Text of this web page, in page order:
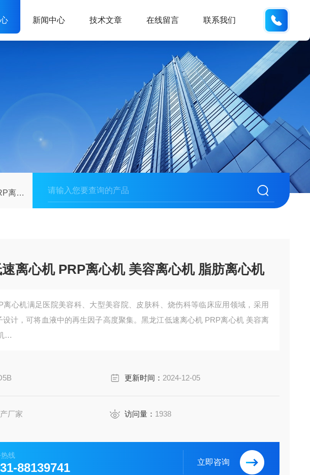
新闻中心 技术文章 在线留言 联系我们
离心机
离心机 PRP离心机 美容离心机 脂肪离心机
离心机满足医院美容科、大型美容院、皮肤科、烧伤科等临床应用领域，采用
设计，可将血液中的再生因子高度聚集。黑龙江低速离心机 PRP离心机 美容离
更新时间： 2024-12-05
厂家 访问量： 1938
热线
88139741 立即咨询